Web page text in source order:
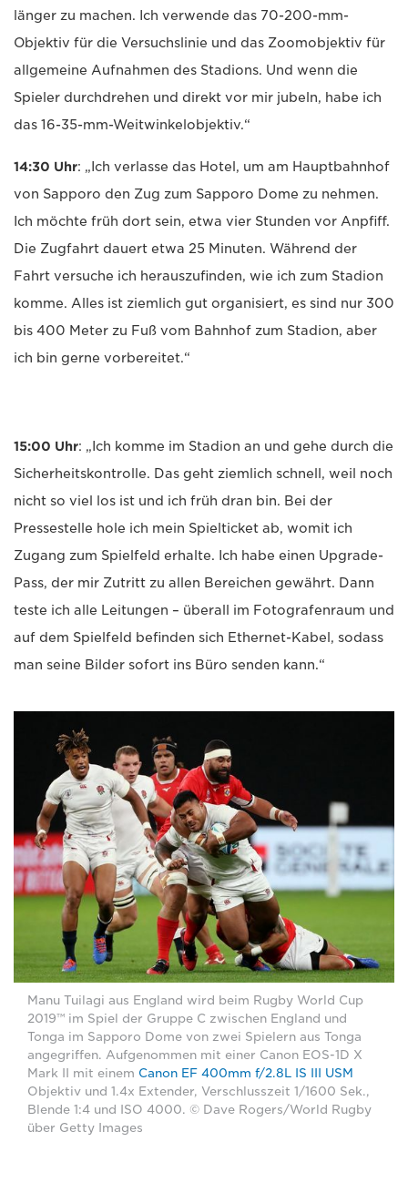
länger zu machen. Ich verwende das 70-200-mm-
Objektiv für die Versuchslinie und das Zoomobjektiv für
allgemeine Aufnahmen des Stadions. Und wenn die
Spieler durchdrehen und direkt vor mir jubeln, habe ich
das 16-35-mm-Weitwinkelobjektiv.“
14:30 Uhr: „Ich verlasse das Hotel, um am Hauptbahnhof
von Sapporo den Zug zum Sapporo Dome zu nehmen.
Ich möchte früh dort sein, etwa vier Stunden vor Anpfiff.
Die Zugfahrt dauert etwa 25 Minuten. Während der
Fahrt versuche ich herauszufinden, wie ich zum Stadion
komme. Alles ist ziemlich gut organisiert, es sind nur 300
bis 400 Meter zu Fuß vom Bahnhof zum Stadion, aber
ich bin gerne vorbereitet.“
15:00 Uhr: „Ich komme im Stadion an und gehe durch die
Sicherheitskontrolle. Das geht ziemlich schnell, weil noch
nicht so viel los ist und ich früh dran bin. Bei der
Pressestelle hole ich mein Spielticket ab, womit ich
Zugang zum Spielfeld erhalte. Ich habe einen Upgrade-
Pass, der mir Zutritt zu allen Bereichen gewährt. Dann
teste ich alle Leitungen – überall im Fotografenraum und
auf dem Spielfeld befinden sich Ethernet-Kabel, sodass
man seine Bilder sofort ins Büro senden kann.“
Manu Tuilagi aus England wird beim Rugby World Cup
2019™ im Spiel der Gruppe C zwischen England und
Tonga im Sapporo Dome von zwei Spielern aus Tonga
angegriffen. Aufgenommen mit einer Canon EOS-1D X
Mark II mit einem Canon EF 400mm f/2.8L IS III USM
Objektiv und 1.4x Extender, Verschlusszeit 1/1600 Sek.,
Blende 1:4 und ISO 4000. © Dave Rogers/World Rugby
über Getty Images